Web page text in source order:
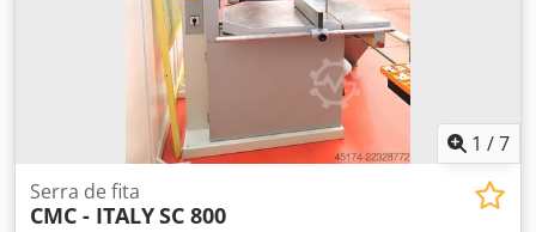
1 /7
Serra de fita
CMC - ITALYSC 800